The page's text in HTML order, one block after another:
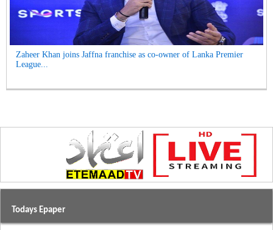
Zaheer Khan joins Jaffna franchise as co-owner of Lanka Premier
League...
Todays Epaper